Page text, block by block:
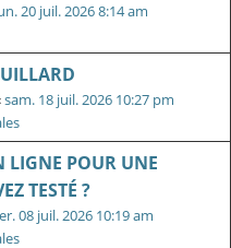
20 juil. 2026 8:14 am
sam. 18 juil. 2026 10:27 pm
LIGNE POUR UNE
TESTÉ ?
08 juil. 2026 10:19 am